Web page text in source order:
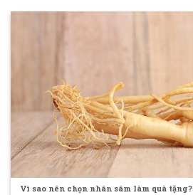
Vì sao nên chọn nhân sâm làm quà tặng?